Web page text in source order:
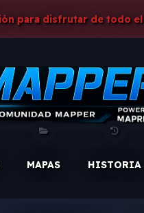
para disfrutar de todo
MAPAS HISTORIA